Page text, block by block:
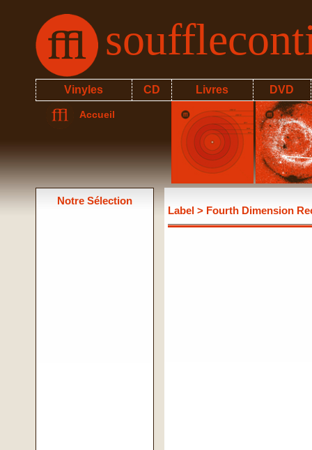
Vinyles CD Livres DVD
Accueil
Notre Sélection
Label > Fourth Dimension